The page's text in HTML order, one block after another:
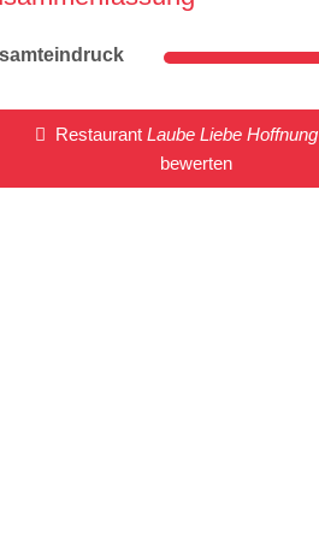
RestaurantLaube Liebe Hoffnung
bewerten